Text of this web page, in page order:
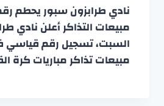
نادي طرابزون سبور يحطم
مبيعات التذاكر أعلن نادي
السبت، تسجيل رقم قياسي
مبيعات تذاكر مباريات كرة